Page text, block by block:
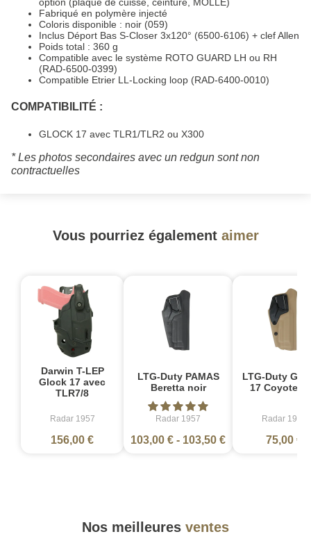
option (plaque de cuisse, ceinture, MOLLE)
Fabriqué en polymère injecté
Coloris disponible : noir (059)
Inclus Déport Bas S-Closer 3x120° (6500-6106) + clef Allen
Poids total : 360 g
Compatible avec le système ROTO GUARD LH ou RH
(RAD-6500-0399)
Compatible Etrier LL-Locking loop (RAD-6400-0010)
COMPATIBILITÉ :
GLOCK 17 avec TLR1/TLR2 ou X300
* Les photos secondaires avec un redgun sont non
contractuelles
Vous pourriez également aimer
Darwin T-LEP
Glock 17 avec
TLR7/8
Radar 1957
156,00 €
LTG-Duty PAMAS
Beretta noir
Radar 1957
103,00 € - 103,50 €
LTG-Duty
17 Coyote
Radar 1957
75,00 €
Nos meilleures ventes